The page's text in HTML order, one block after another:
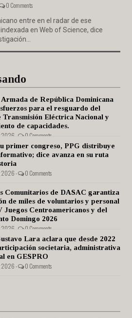
0 Comments
entre en el radar de ese
en Web of Science, dice
de República Dominicana
para el resguardo del
Transmisión Eléctrica Nacional y
de capacidades.
2026 - 0 Comments
primer congreso, PPG distribuye
dice avanza en su ruta
2026 - 0 Comments
Comunitarios de DASAC garantiza
de miles de voluntarios y personal
Juegos Centroamericanos y del
Domingo 2026
2026 - 0 Comments
Lara aclara que desde 2022
societaria, administrativa
en GESPRO
2026 - 0 Comments